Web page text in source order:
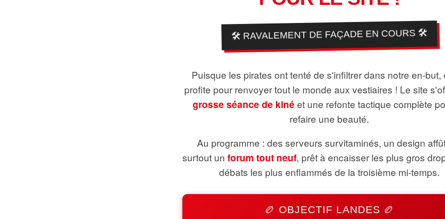
🛠️ RAVALEMENT DE FAÇADE EN COURS 🛠️
Puisque les pirates ont tenté de s'infiltrer dans notre en-but,
profite pour renvoyer tout le monde aux vestiaires ! Le site
grosse séance de kiné et une refonte tactique complète
refaire une beauté.
Au programme : des serveurs survitaminés, un design
surtout un forum tout neuf, prêt à encaisser les plus gros
débats les plus enflammés de la troisième mi-temps.
🏉 OBJECTIF LANDES 🏉